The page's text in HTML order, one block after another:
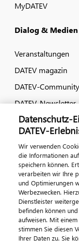
MyDATEV
Dialog & Medien
Veranstaltungen
DATEV magazin
DATEV-Community
DATEV-Newsletter
Datenschutz-
DATEV-
Wir verwenden
die Informationen
speichern können.
verarbeiten wir Ihre
und Optimierungen
Werbezwecken.
Dienstleister
befinden können
aufweisen. Mit
stimmen Sie diesen
Ihrer Daten zu. Sie